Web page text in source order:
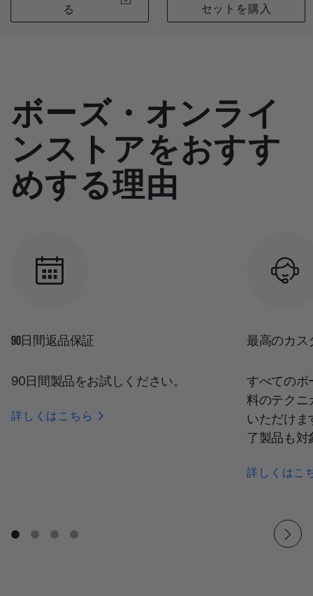
る
セットを購入
ボーズ・オンライ
ンストアをおすす
めする理由
90日間返品保証
90日間製品をお試しください。
詳しくはこちら
最高のカス
すべてのボ
料のテクニ
いただけま
了製品も対
詳しくはこ